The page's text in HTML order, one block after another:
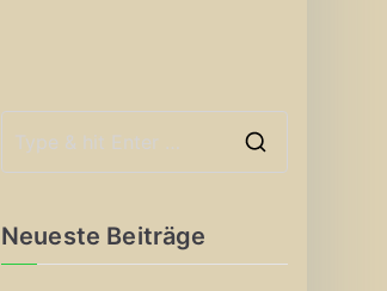
Neueste Beiträge